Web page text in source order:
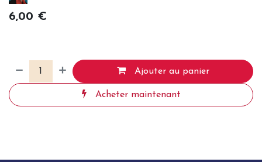
6,00 €
Ajouter au panier
Acheter maintenant